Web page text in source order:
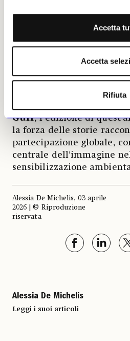
Accetta
Accetta
Rifiuta
negli spazi del
testimoniano lacapacità
naturalistica
offrendo uno sguardo
dinamiche più complesse
Gurr, l’edizione di
la forza delle storie
partecipazione globale,
centrale dell’immagine
sensibilizzazione
Alessia De Michelis, 03 aprile
2026 | © Riproduzione
riservata
Alessia De Michelis
Leggi i suoi articoli